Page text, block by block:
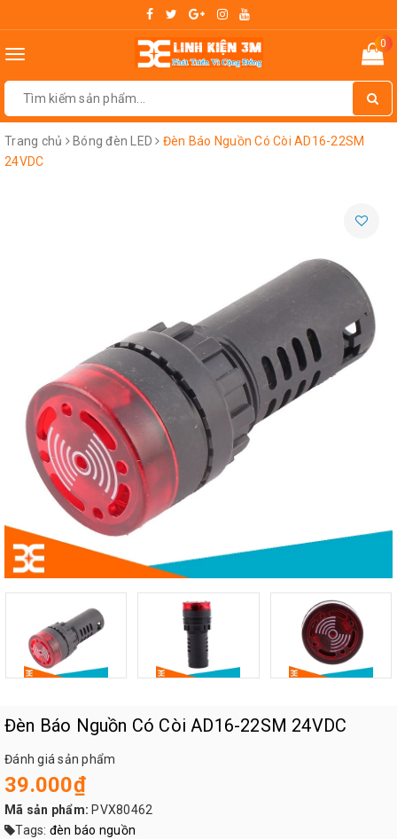
Toggle
0
Trang chủ Bóng đèn LED
Đèn Báo Nguồn Có Còi AD16-22SM
24VDC
Đèn Báo Nguồn Có Còi AD16-22SM 24VDC
Đánh giá sản phẩm
39.000₫
Mã sản phẩm: PVX80462
Tags: đèn báo nguồn